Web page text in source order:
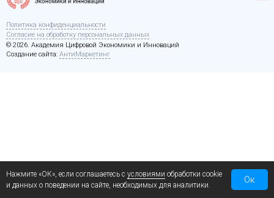
Политика конфиденциальности
Согласие на обработку персональных данных
© 2026. Академия Цифровой Экономики и Инноваций
Создание сайта: АнтиМаркетинг
Нажмите «ОК», если соглашаетесь с условиями обработки cookie
и данных о поведении на сайте, необходимых для аналитики.
Ок